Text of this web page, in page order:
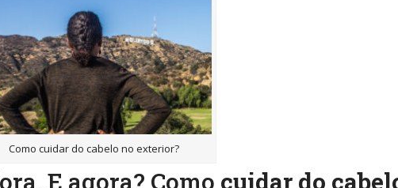
Como cuidar do cabelo no exterior?
E agora? Como cuidar do